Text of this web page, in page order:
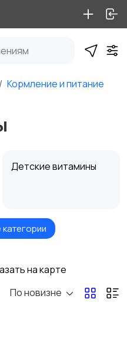
Кормление и питание
Детские витамины
Детские бутылочки и
на карте
По новизне